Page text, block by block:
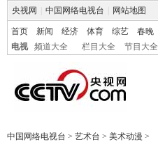
央视网 中国网络电视台 网站地图
首页 新闻 经济 体育 综艺 春晚
电视
频道大全 栏目大全 节目大全
中国网络电视台 > 艺术台 > 美术动漫 >